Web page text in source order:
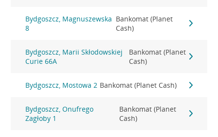
Bydgoszcz, Magnuszewska
8
Bankomat (Planet
Cash)
Bydgoszcz, Marii Skłodowskiej
Curie 66A
Bankomat (Planet
Cash)
Bydgoszcz, Mostowa 2 Bankomat (Planet Cash)
Bydgoszcz, Onufrego
Zagłoby 1
Bankomat (Planet
Cash)